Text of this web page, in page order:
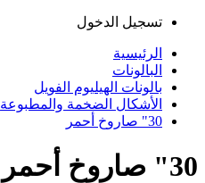
تسجيل الدخول
الرئيسية
البالونات
بالونات الهيليوم الفويل
الأشكال الضخمة والمطبوعة
30" صاروخ أحمر
30" صاروخ أحمر